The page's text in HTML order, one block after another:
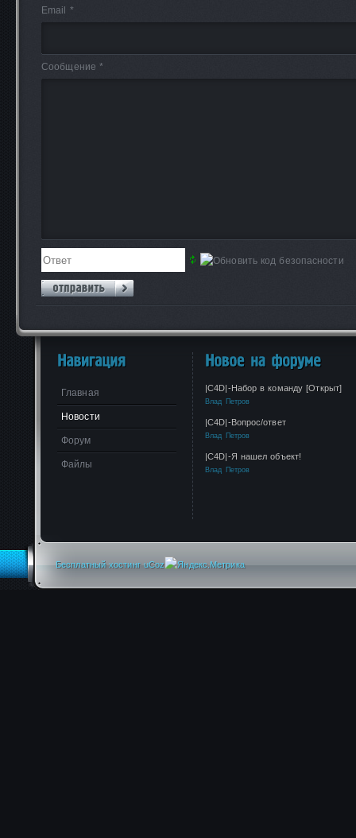
Email *
Сообщение *
Главная
Новости
Форум
Файлы
|C4D|-Набор в команду [Открыт]
Влад Петров
|C4D|-Вопрос/ответ
Влад Петров
|C4D|-Я нашел объект!
Влад Петров
Бесплатный хостинг uCoz